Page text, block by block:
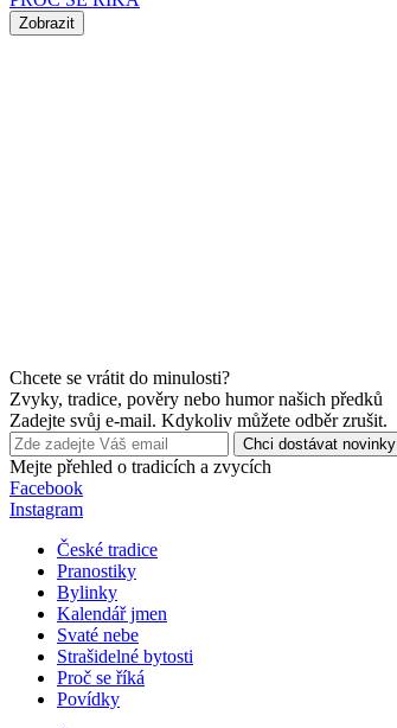
Zobrazit
Chcete se vrátit do minulosti?
Zvyky, tradice, pověry nebo humor našich předků
Zadejte svůj e-mail. Kdykoliv můžete odběr zrušit.
Chci dostávat novinky
Mejte přehled o tradicích a zvycích
Facebook
Instagram
České tradice
Pranostiky
Bylinky
Kalendář jmen
Svaté nebe
Strašidelné bytosti
Proč se říká
Povídky